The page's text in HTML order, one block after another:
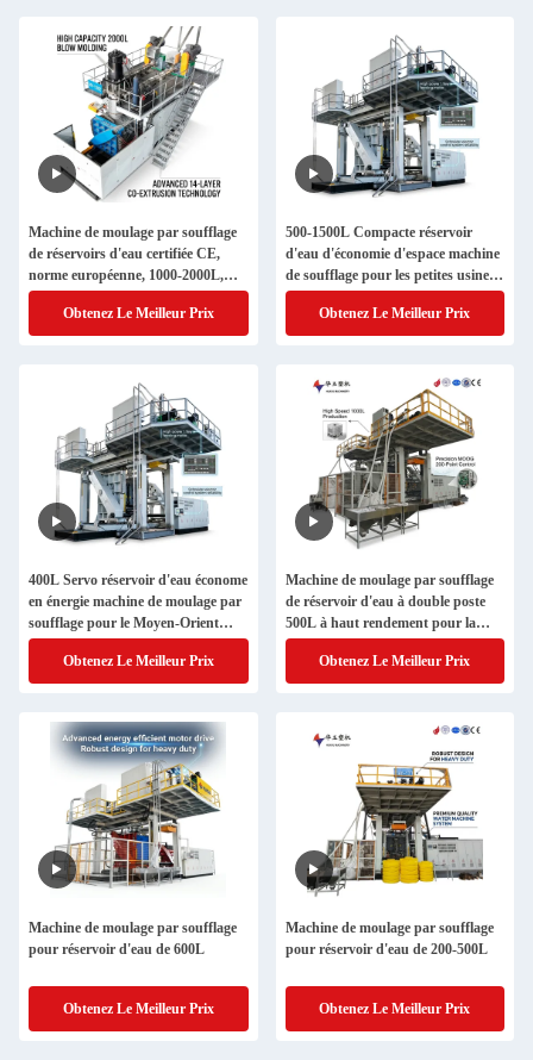
Machine de moulage par soufflage
de réservoirs d'eau certifiée CE,
norme européenne, 1000-2000L,
pour exportation vers les marchés
réglementés
Obtenez Le Meilleur Prix
500-1500L Compacte réservoir
d'eau d'économie d'espace machine
de soufflage pour les petites usines
urbaines
Obtenez Le Meilleur Prix
400L Servo réservoir d'eau économe
en énergie machine de moulage par
soufflage pour le Moyen-Orient
Villa Compound Développements
Obtenez Le Meilleur Prix
Machine de moulage par soufflage
de réservoir d'eau à double poste
500L à haut rendement pour la
demande résidentielle et
commerciale indienne
Obtenez Le Meilleur Prix
Machine de moulage par soufflage
pour réservoir d'eau de 600L
Obtenez Le Meilleur Prix
Machine de moulage par soufflage
pour réservoir d'eau de 200-500L
Obtenez Le Meilleur Prix